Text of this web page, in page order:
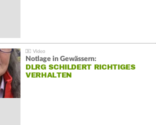
Notlage in Gewässern:
DLRG SCHILDERT RICHTIGES
VERHALTEN